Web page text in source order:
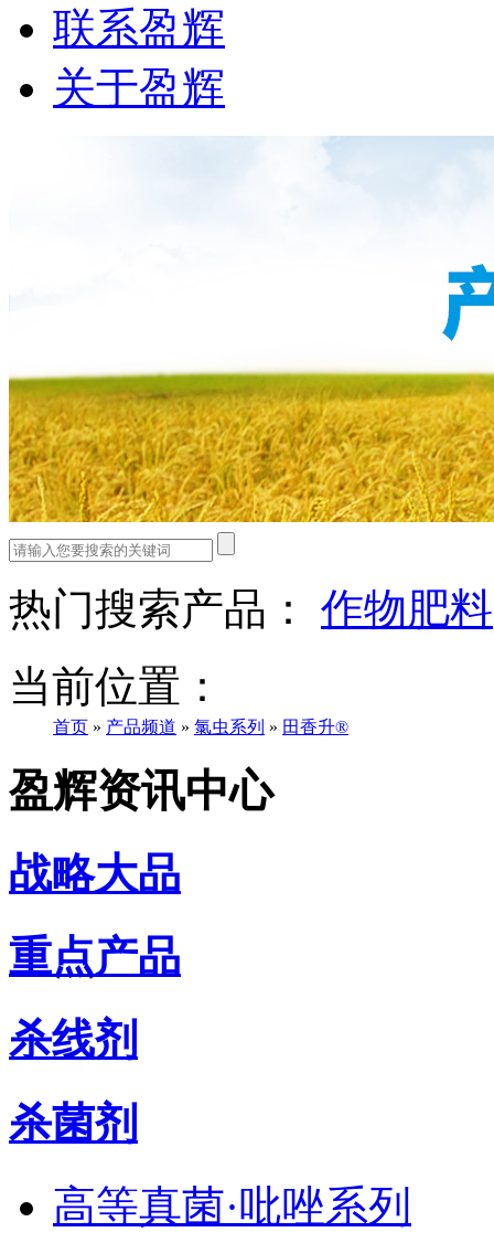
联系盈辉
关于盈辉
热门搜索产品： 作物肥料
当前位置：
首页 » 产品频道 » 氯虫系列 » 田香升®
盈辉资讯中心
战略大品
重点产品
杀线剂
杀菌剂
高等真菌·吡唑系列